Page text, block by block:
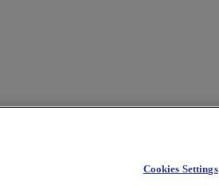
Cookies Settings